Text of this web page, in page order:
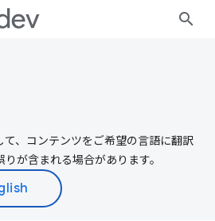
、コンテンツをご希望の言語に翻訳
が含まれる場合があります。